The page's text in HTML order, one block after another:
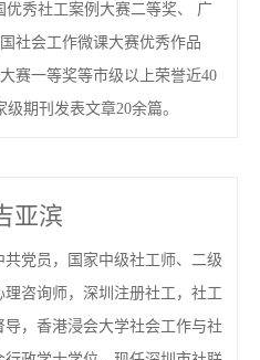
优秀社工案例大赛二等奖、 广
社会工作微课大赛优秀作品
赛一等奖等市级以上荣誉近40
期刊发表文章20余篇。
亚滨
共党员，国家中级社工师、二级
理咨询师，深圳注册社工，社工
导，香港浸会大学社会工作与社